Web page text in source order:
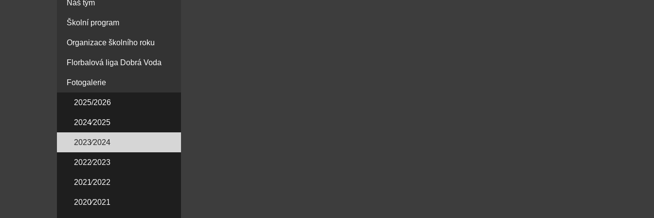
Náš tým
Školní program
Organizace školního roku
Florbalová liga Dobrá Voda
Fotogalerie
2025/2026
2024⁄2025
2023⁄2024
2022⁄2023
2021⁄2022
2020⁄2021